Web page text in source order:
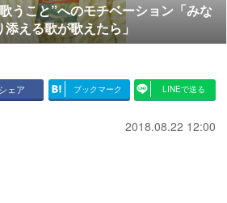
うこと”へのモチベーション「みな
える歌が歌えたら」
シェア ブックマーク LINEで送る
2018.08.22 12:00